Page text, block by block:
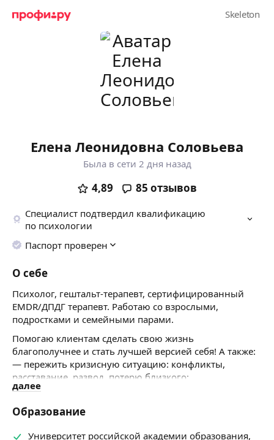
Елена Леонидовна Соловьева
Была в сети 2 дня назад
4,89 85 отзывов
Специалист подтвердил квалификацию
по психологии
Паспорт проверен
О себе
Психолог, гештальт-терапевт, сертифицированный
EMDR/ДПДГ терапевт. Работаю со взрослыми,
подростками и семейными парами.
Помогаю клиентам сделать свою жизнь
благополучнее и стать лучшей версией себя! А также:
— пережить кризисную ситуацию: конфликты,
расставание, развод, потерю близкого;
— полюбить себя, своё тело, перестать себя ругать
— научиться справляться с тревогой, обидой,
далее
Образование
Университет российской академии образования,